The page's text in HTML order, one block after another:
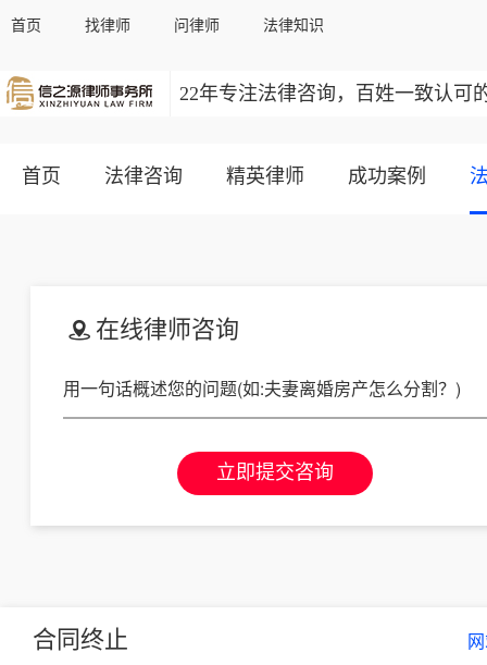
首页 找律师 问律师 法律知识
22年专注法律咨询，百姓一致认可
首页 法律咨询 精英律师 成功案例
在线律师咨询
立即提交咨询
合同终止